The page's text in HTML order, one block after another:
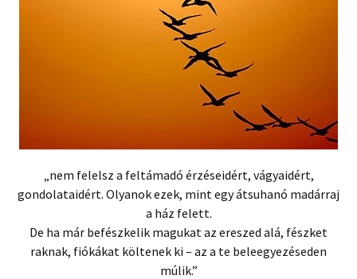
„nem felelsz a feltámadó érzéseidért, vágyaidért,
gondolataidért. Olyanok ezek, mint egy átsuhanó madárraj
a ház felett.
De ha már befészkelik magukat az ereszed alá, fészket
raknak, fiókákat költenek ki – az a te beleegyezéseden
múlik.”